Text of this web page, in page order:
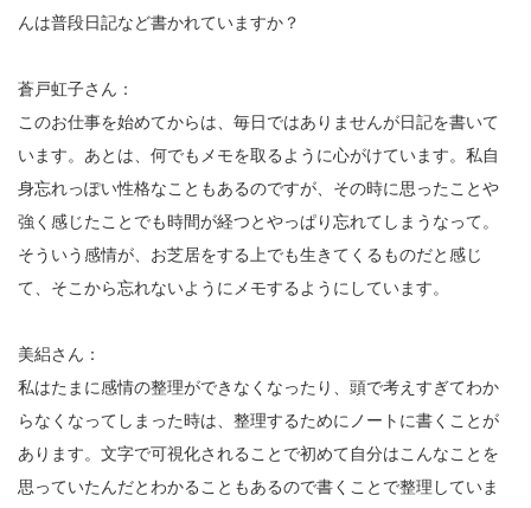
んは普段日記など書かれていますか？
蒼戸虹子さん：
このお仕事を始めてからは、毎日ではありませんが日記を書いて
います。あとは、何でもメモを取るように心がけています。私自
身忘れっぽい性格なこともあるのですが、その時に思ったことや
強く感じたことでも時間が経つとやっぱり忘れてしまうなって。
そういう感情が、お芝居をする上でも生きてくるものだと感じ
て、そこから忘れないようにメモするようにしています。
美絽さん：
私はたまに感情の整理ができなくなったり、頭で考えすぎてわか
らなくなってしまった時は、整理するためにノートに書くことが
あります。文字で可視化されることで初めて自分はこんなことを
思っていたんだとわかることもあるので書くことで整理していま